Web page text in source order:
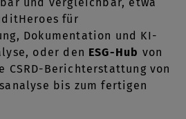
für
Dokumentation und KI-
oder den ESG-Hub von
CSRD-Berichterstattung von
bis zum fertigen